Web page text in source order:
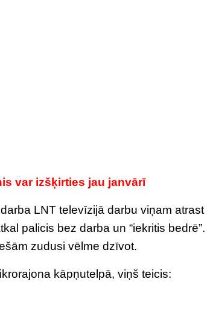
var izšķirties jau janvārī
LNT televīzijā darbu viņam atrast
palicis bez darba un “iekritis bedrē”.
zudusi vēlme dzīvot.
kāpņutelpā, viņš teicis: